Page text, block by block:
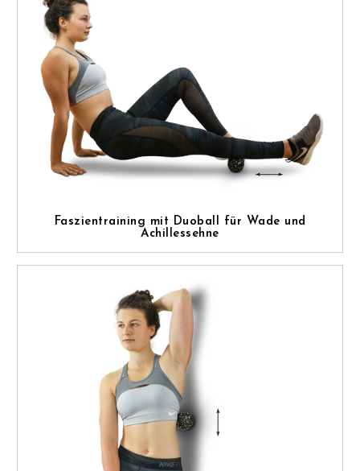
Faszientraining mit Duoball für Wade und
Achillessehne